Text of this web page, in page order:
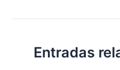
Entradas